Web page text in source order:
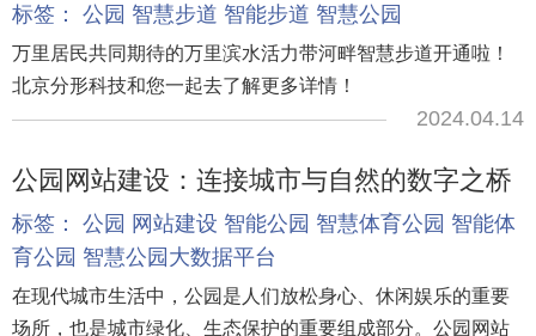
标签： 公园 智慧步道 智能步道 智慧公园
万里居民共同期待的万里滨水活力带河畔智慧步道开通啦！
北京分形科技和您一起去了解更多详情！
2024.04.14
公园网站建设：连接城市与自然的数字之桥
标签： 公园 网站建设 智能公园 智慧体育公园 智能体
育公园 智慧公园大数据平台
在现代城市生活中，公园是人们放松身心、休闲娱乐的重要
场所，也是城市绿化、生态保护的重要组成部分。公园网站